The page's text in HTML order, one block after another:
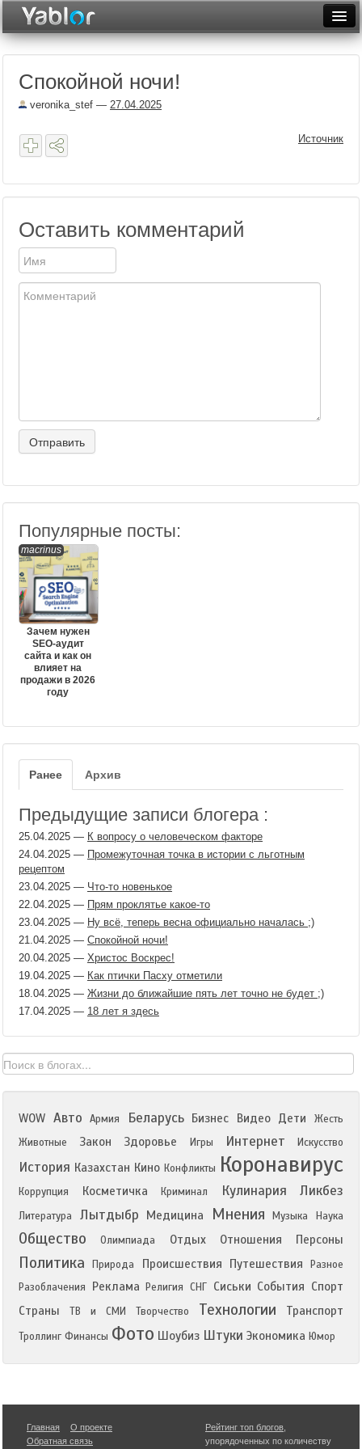
Неделя
Спокойной ночи!
veronika_stef — 27.04.2025
Источник
Оставить комментарий
Популярные посты:
macrinus
Зачем нужен
SEO-аудит
сайта и как он
влияет на
продажи в 2026
году
Ранее Архив
Предыдущие записи блогера :
25.04.2025 — К вопросу о человеческом факторе
24.04.2025 — Промежуточная точка в истории с льготным
рецептом
23.04.2025 — Что-то новенькое
22.04.2025 — Прям проклятье какое-то
23.04.2025 — Ну всё, теперь весна официально началась ;)
21.04.2025 — Спокойной ночи!
20.04.2025 — Христос Воскрес!
19.04.2025 — Как птички Пасху отметили
18.04.2025 — Жизни до ближайшие пять лет точно не будет ;)
17.04.2025 — 18 лет я здесь
WOW Авто Армия Беларусь Бизнес Видео Дети
Жесть
Животные
Закон Здоровье Игры Интернет Искусство
История Казахстан Кино Конфликты Коронавирус
Коррупция Косметичка Криминал Кулинария Ликбез
Литература Лытдыбр Медицина Мнения Музыка Наука
Общество Олимпиада Отдых Отношения Персоны
Политика Природа Происшествия Путешествия
Разное
Разоблачения
Реклама Религия СНГ Сиськи События Спорт
Страны
ТВ и СМИ Творчество Технологии Транспорт
Троллинг Финансы Фото Шоубиз Штуки Экономика Юмор
Главная
О проекте
Обратная связь
Рейтинг топ блогов
упорядоченных по количеству